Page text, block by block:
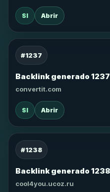
SI Abrir
#1237
Backlink generado 1237
convertit.com
SI Abrir
#1238
Backlink generado 1238
cool4you.ucoz.ru